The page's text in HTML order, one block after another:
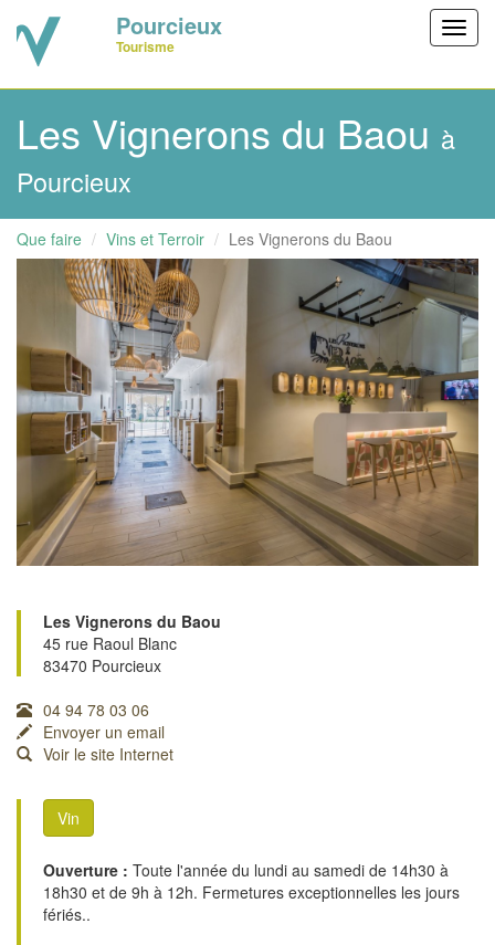
Pourcieux
Tourisme
Les Vignerons du Baou à
Pourcieux
Que faire Vins et Terroir Les Vignerons du Baou
Les Vignerons du Baou
45 rue Raoul Blanc
83470 Pourcieux
04 94 78 03 06
Envoyer un email
Voir le site Internet
Vin
Ouverture : Toute l'année du lundi au samedi de 14h30 à
18h30 et de 9h à 12h. Fermetures exceptionnelles les jours
fériés..